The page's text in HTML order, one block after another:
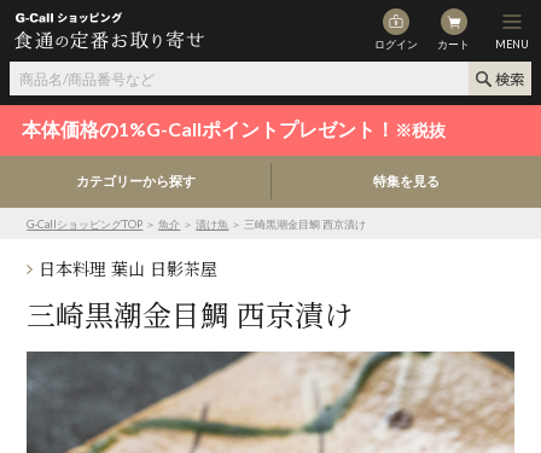
ログイン カート MENU
本体価格の1%G-Callポイントプレゼント！ ※税抜
カテゴリーから探す 特集を見る
G-CallショッピングTOP ＞魚介 ＞漬け魚 ＞ 三崎黒潮金目鯛 西京漬け
日本料理 葉山 日影茶屋
三崎黒潮金目鯛 西京漬け